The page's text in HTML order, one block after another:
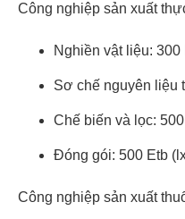
Công nghiệp sản xuất
Nghiền vật liệu: 300
Sơ chế nguyên liệu
Chế biến và lọc:
Đóng gói: 500 Etb
Công nghiệp sản xuất